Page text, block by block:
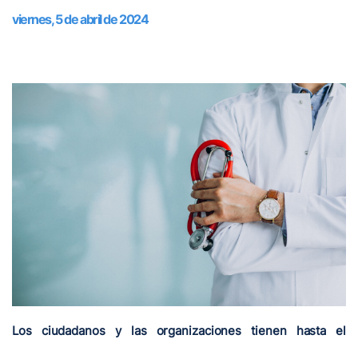
viernes, 5 de abril de 2024
Los ciudadanos y las organizaciones tienen hasta el